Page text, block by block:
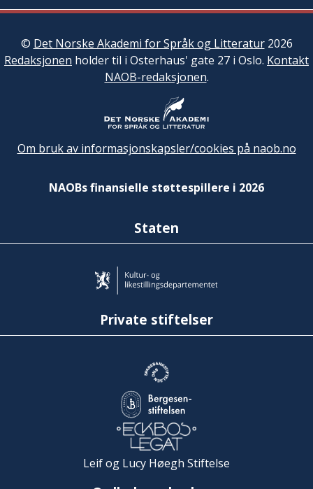
© Det Norske Akademi for Språk og Litteratur2026
Redaksjonen holder til i Osterhaus' gate 27 i Oslo. Kontakt
NAOB-redaksjonen.
Om bruk av informasjonskapsler/cookies på naob.no
NAOBs finansielle støttespillere i 2026
Staten
Private stiftelser
Leif og Lucy Høegh Stiftelse